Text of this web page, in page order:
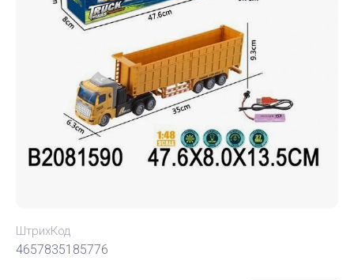
ШтрихКод
4657835185776